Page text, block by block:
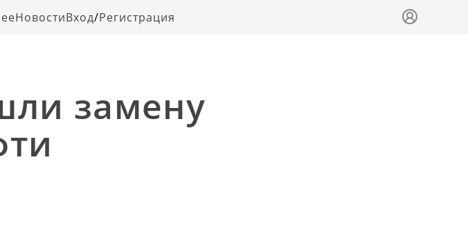
НовостиВход/Регистрация
замену